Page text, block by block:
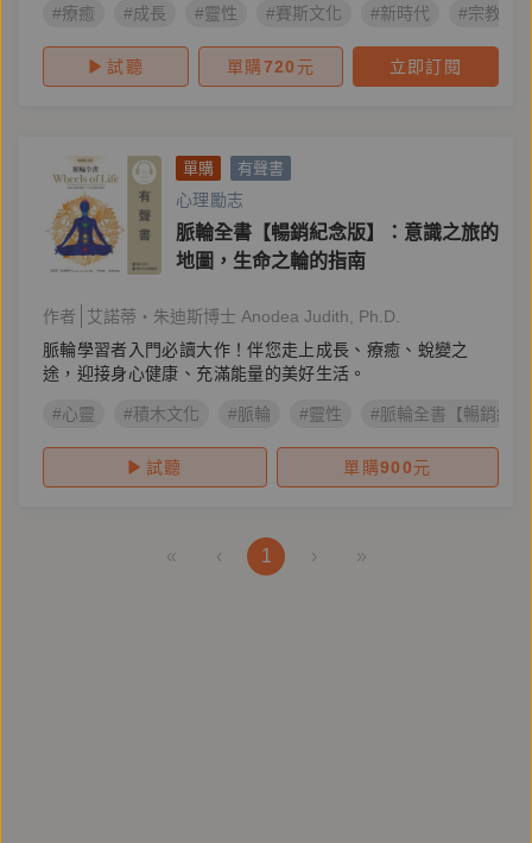
#療癒 #成長 #靈性 #賽斯文化 #新時代 #宗教命
試聽 單購720 元 立即訂閱
單購 有聲書
心理勵志
脈輪全書【暢銷紀念版】：意識之旅的
地圖，生命之輪的指南
作者
艾諾蒂・朱迪斯博士 Anodea Judith, Ph.D.
脈輪學習者入門必讀大作！伴您走上成長、療癒、蛻變之
途，迎接身心健康、充滿能量的美好生活。
#心靈 #積木文化 #脈輪 #靈性 #脈輪全書【暢銷紀
試聽 單購900元
« ‹ 1 › »